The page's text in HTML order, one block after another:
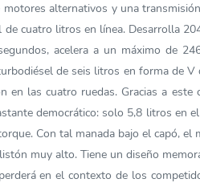
alternativos y una
cuatro litros en línea. Desarrolla
acelera a un máximo de
de seis litros en forma de
las cuatro ruedas. Gracias a
democrático: solo 5,8 litros en
Con tal manada bajo el capó,
muy alto. Tiene un diseño
en el contexto de los